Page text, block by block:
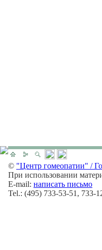
© "Центр гомеопатии" /
При использовании
E-mail: написать письмо
Tel.: (495) 733-53-51, 733-